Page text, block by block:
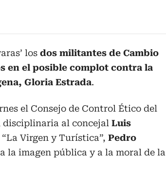
los dos militantes de Cambio
en el posible complot contra la
Gloria Estrada.
el Consejo de Control Ético del
al concejal Luis
Virgen y Turística”, Pedro
la imagen pública y a la moral de la